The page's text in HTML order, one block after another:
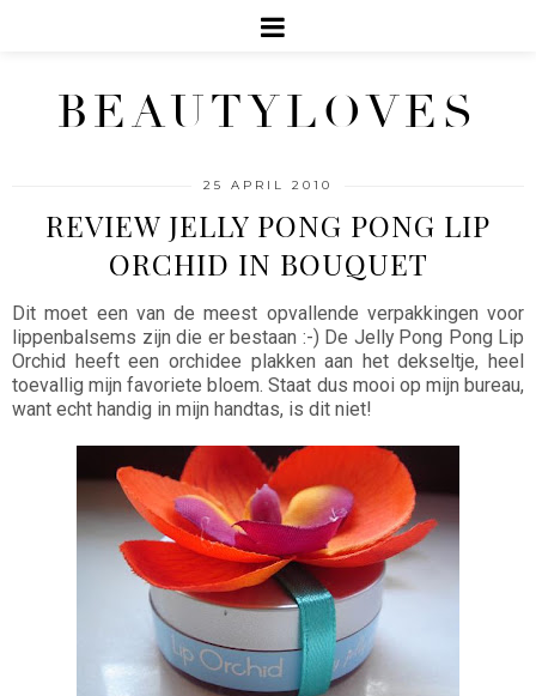
BEAUTYLOVES
25 APRIL 2010
REVIEW JELLY PONG PONG LIP
ORCHID IN BOUQUET
Dit moet een van de meest opvallende verpakkingen voor
lippenbalsems zijn die er bestaan :-) De Jelly Pong Pong Lip
Orchid heeft een orchidee plakken aan het dekseltje, heel
toevallig mijn favoriete bloem. Staat dus mooi op mijn bureau,
want echt handig in mijn handtas, is dit niet!